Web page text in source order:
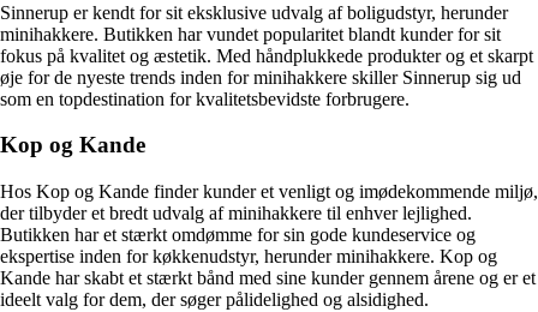
Sinnerup er kendt for sit eksklusive udvalg af boligudstyr, herunder
minihakkere. Butikken har vundet popularitet blandt kunder for sit
fokus på kvalitet og æstetik. Med håndplukkede produkter og et skarpt
øje for de nyeste trends inden for minihakkere skiller Sinnerup sig ud
som en topdestination for kvalitetsbevidste forbrugere.
Kop og Kande
Hos Kop og Kande finder kunder et venligt og imødekommende miljø,
der tilbyder et bredt udvalg af minihakkere til enhver lejlighed.
Butikken har et stærkt omdømme for sin gode kundeservice og
ekspertise inden for køkkenudstyr, herunder minihakkere. Kop og
Kande har skabt et stærkt bånd med sine kunder gennem årene og er et
ideelt valg for dem, der søger pålidelighed og alsidighed.